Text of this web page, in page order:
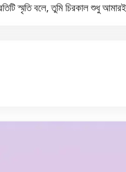
স্মৃতি বলে, তুমি চিরকাল শুধু